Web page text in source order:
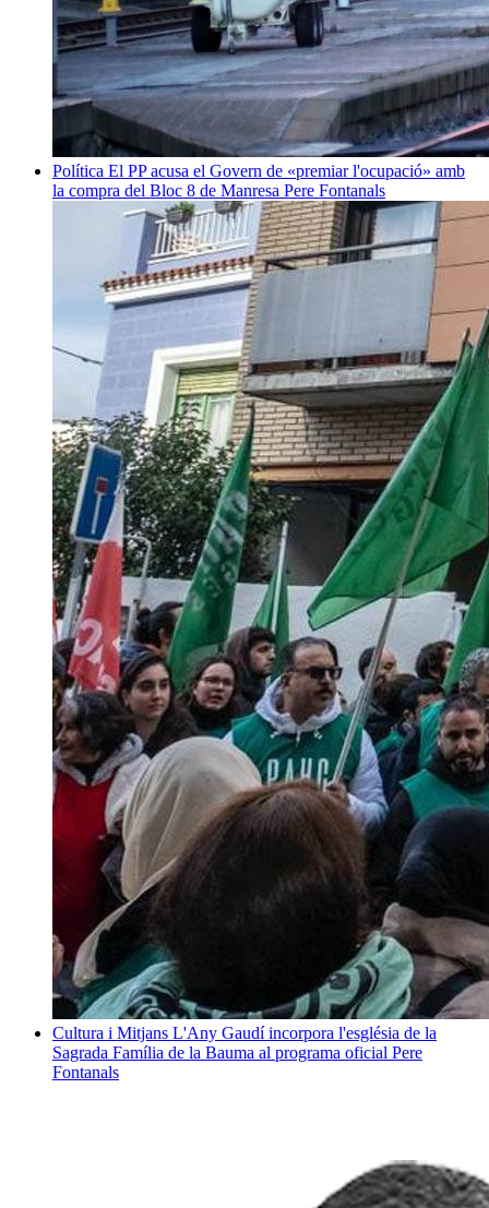
Política El PP acusa el Govern de «premiar l'ocupació» amb
la compra del Bloc 8 de Manresa Pere Fontanals
Cultura i Mitjans L'Any Gaudí incorpora l'església de la
Sagrada Família de la Bauma al programa oficial Pere
Fontanals